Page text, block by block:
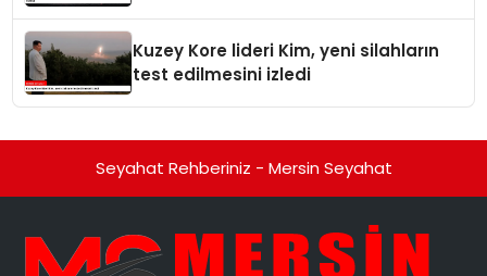
Kuzey Kore lideri Kim, yeni silahların
test edilmesini izledi
Seyahat Rehberiniz - Mersin Seyahat